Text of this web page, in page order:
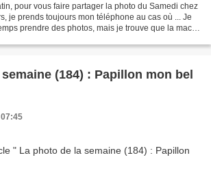
pour vous faire partager la photo du Samedi chez
je prends toujours mon téléphone au cas où ... Je
prendre des photos, mais je trouve que la macro
(184) : Papillon mon bel